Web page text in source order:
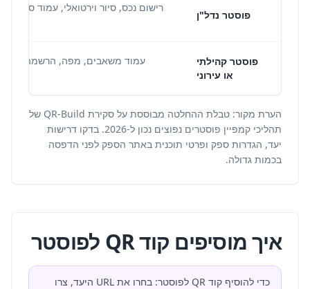
פוסטר נדל"ן
רישום נכס, סיור וירטואלי, עמוד סוכן או
פוסטר קהילתי
או עירוני
עמוד משאבים, מפה, הרשמה או
הערת מקור: טבלת ההחלטה מבוססת על סקירת QR-Build של
תהליכי קמפיין פוסטרים נפוצים נכון ל-2026. בדקו דרישות
יעד, הגדרות ספק ופרטי תוכנית באתר הספק לפני הדפסה
בכמות גדולה.
איך מוסיפים קוד QR לפוסטר
כדי להוסיף קוד QR לפוסטר: בחרו את URL היעד, צרו